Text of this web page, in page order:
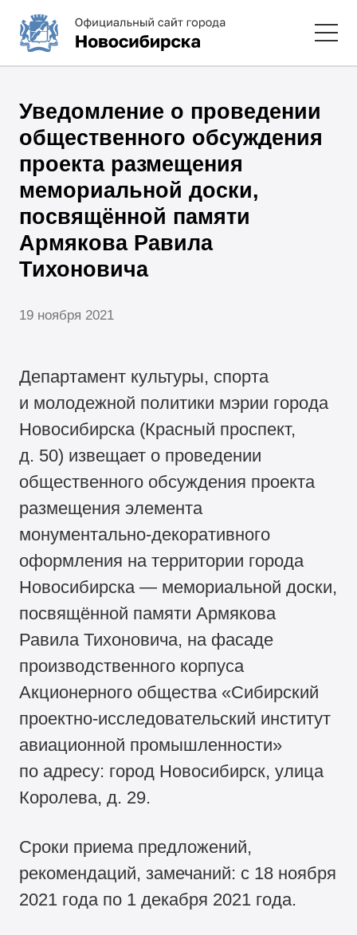
Уведомление о проведении
общественного обсуждения
проекта размещения
мемориальной доски,
посвящённой памяти
Армякова Равила
Тихоновича
19 ноября 2021
Департамент культуры, спорта
и молодежной политики мэрии города
Новосибирска (Красный проспект,
д. 50) извещает о проведении
общественного обсуждения проекта
размещения элемента
монументально-декоративного
оформления на территории города
Новосибирска — мемориальной доски,
посвящённой памяти Армякова
Равила Тихоновича, на фасаде
производственного корпуса
Акционерного общества «Сибирский
проектно-исследовательский институт
авиационной промышленности»
по адресу: город Новосибирск, улица
Королева, д. 29.
Сроки приема предложений,
рекомендаций, замечаний: с 18 ноября
2021 года по 1 декабря 2021 года.